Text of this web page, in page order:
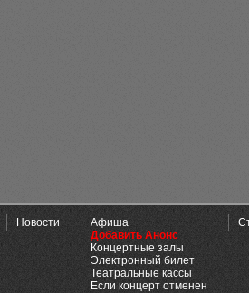
Новости
Афиша
Добавить Анонс
Концертные залы
Электронный билет
Театральные кассы
Если концерт отменен